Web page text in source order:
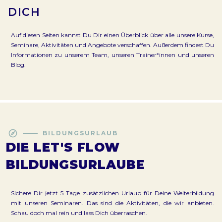
erfahrungsorientierten Methoden:
Schreibübungen
Austausch in der Gruppe
Moderierte Diskussionen
Rahmen.
Der Bildungsurlaub richtet sich an Erwachsene ab 18
reflektiert mit ihren eigenen Entscheidungen
auseinanderzusetzen. Es sind keine Vorkenntnisse
erforderlich.
DICH
Auf diesen Seiten kannst Du Dir einen Überblick über alle unsere Kurse,
Seminare, Aktivitäten und Angebote verschaffen. Außerdem findest Du
Informationen zu unserem Team, unseren Trainer*innen und unseren
Blog.
explore BILDUNGSURLAUB
DIE LET'S FLOW
BILDUNGSURLAUBE
Sichere Dir jetzt 5 Tage zusätzlichen Urlaub für Deine Weiterbildung
mit unseren Seminaren. Das sind die Aktivitäten, die wir anbieten.
Schau doch mal rein und lass Dich überraschen.